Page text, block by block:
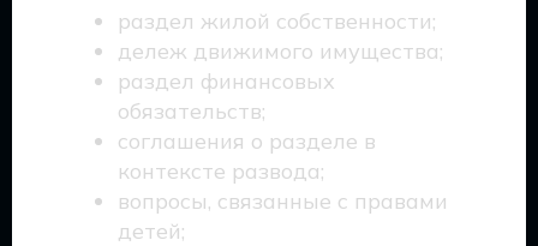
раздел жилой собственности;
дележ движимого имущества;
раздел финансовых
обязательств;
соглашения о разделе в
контексте развода;
вопросы, связанные с правами
детей;